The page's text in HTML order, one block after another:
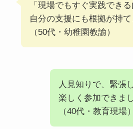
「現場でもすぐ実践できる
自分の支援にも根拠が持て
（50代・幼稚園教諭）
人見知りで、緊張
楽しく参加できまし
（40代・教育現場）